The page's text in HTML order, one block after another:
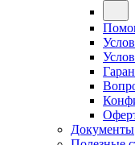
Документы